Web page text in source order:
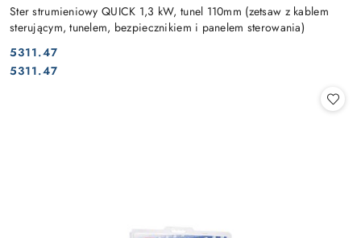
Ster strumieniowy QUICK 1,3 kW, tunel 110mm (zetsaw z kablem
sterującym, tunelem, bezpiecznikiem i panelem sterowania)
Cena:
5311.47
Cena:
5311.47